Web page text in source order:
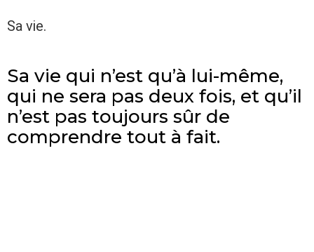
Sa vie.
Sa vie qui n’est qu’à lui-même,
qui ne sera pas deux fois, et qu’il
n’est pas toujours sûr de
comprendre tout à fait.